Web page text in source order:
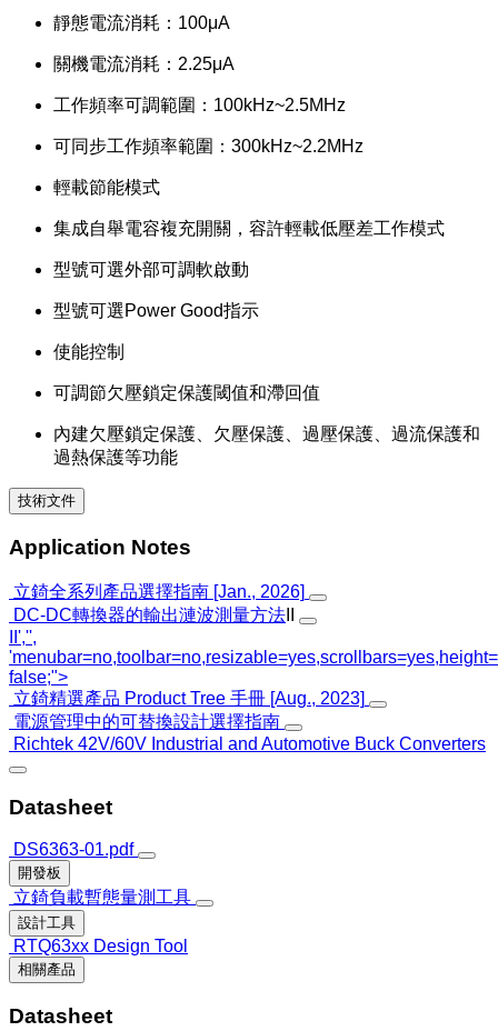
靜態電流消耗：100μA
關機電流消耗：2.25μA
工作頻率可調範圍：100kHz~2.5MHz
可同步工作頻率範圍：300kHz~2.2MHz
輕載節能模式
集成自舉電容複充開關，容許輕載低壓差工作模式
型號可選外部可調軟啟動
型號可選Power Good指示
使能控制
可調節欠壓鎖定保護閾值和滯回值
內建欠壓鎖定保護、欠壓保護、過壓保護、過流保護和
過熱保護等功能
技術文件
Application Notes
立錡全系列產品選擇指南 [Jan., 2026]
DC-DC轉換器的輸出漣波測量方法
II','',
false;">
立錡精選產品 Product Tree 手冊 [Aug., 2023]
電源管理中的可替換設計選擇指南
Richtek 42V/60V Industrial and Automotive Buck Converters
Datasheet
DS6363-01.pdf
開發板
立錡負載暫態量測工具
設計工具
RTQ63xx Design Tool
相關產品
Datasheet